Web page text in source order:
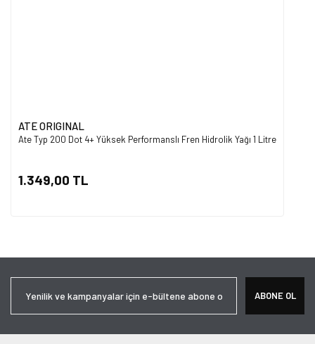
ATE ORIGINAL
Ate Typ 200 Dot 4+ Yüksek Performanslı Fren Hidrolik Yağı 1 Litre
1.349,00 TL
ABONE OL